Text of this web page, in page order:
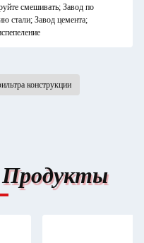
смешивать; Завод по
стали; Завод цемента;
конструкции
Продукты